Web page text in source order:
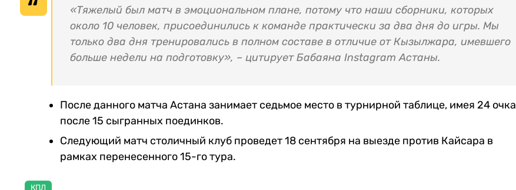
«Тяжелый был матч в эмоциональном плане, потому что наши сборники, которых
около 10 человек, присоединились к команде практически за два дня до игры. Мы
только два дня тренировались в полном составе в отличие от Кызылжара, имевшего
больше недели на подготовку», – цитирует Бабаяна Instagram Астаны.
После данного матча Астана занимает седьмое место в турнирной таблице, имея 24 очка
после 15 сыгранных поединков.
Следующий матч столичный клуб проведет 18 сентября на выезде против Кайсара в
рамках перенесенного 15-го тура.
КПЛ